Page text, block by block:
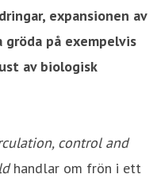
expansionen av
på exempelvis
av biologisk
control and
handlar om frön i ett